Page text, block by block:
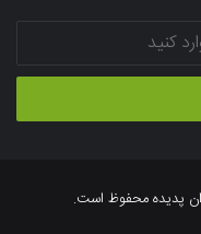
پدیده محفوظ است.